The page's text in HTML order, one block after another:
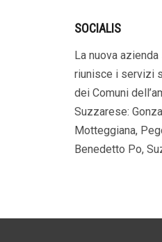
SOCIALIS
La nuova
riunisce i servizi
dei Comuni
Suzzarese:
Motteggiana,
Benedetto Po,